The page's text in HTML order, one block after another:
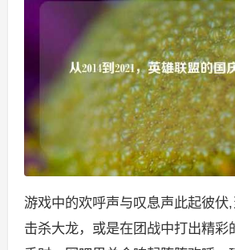
游戏中的欢呼声与叹息声此起彼伏
击杀大龙，或是在团战中打出精彩